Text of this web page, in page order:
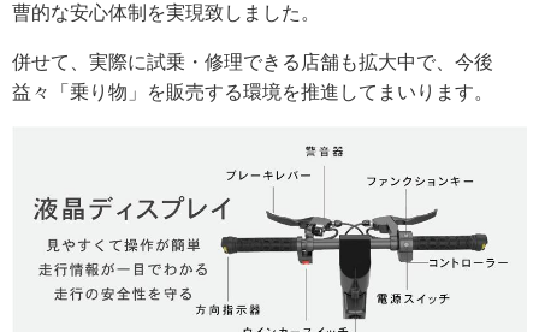
曹的な安心体制を実現致しました。
併せて、実際に試乗・修理できる店舗も拡大中で、今後
益々「乗り物」を販売する環境を推進してまいります。